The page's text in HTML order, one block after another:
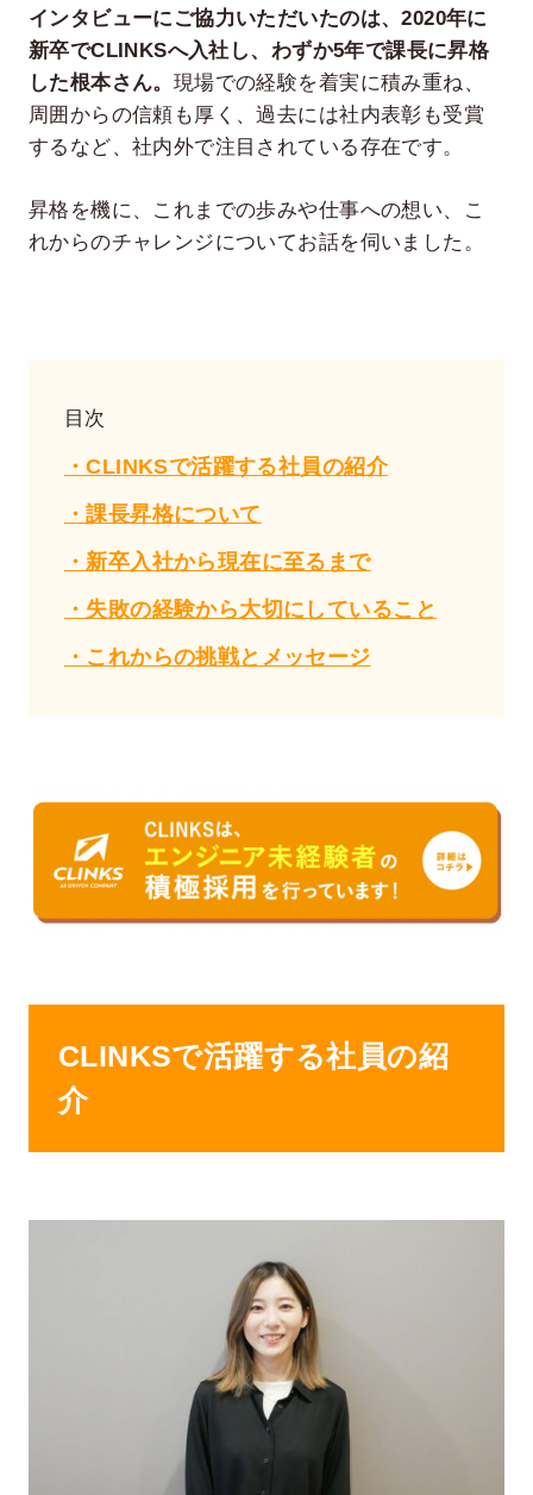
インタビューにご協力いただいたのは、2020年に
新卒でCLINKSへ入社し、わずか5年で課長に昇格
した根本さん。 現場での経験を着実に積み重ね、
周囲からの信頼も厚く、過去には社内表彰も受賞
するなど、社内外で注目されている存在です。
昇格を機に、これまでの歩みや仕事への想い、こ
れからのチャレンジについてお話を伺いました。
目次
・CLINKSで活躍する社員の紹介
・課長昇格について
・新卒入社から現在に至るまで
・失敗の経験から大切にしていること
・これからの挑戦とメッセージ
CLINKSで活躍する社員の紹
介